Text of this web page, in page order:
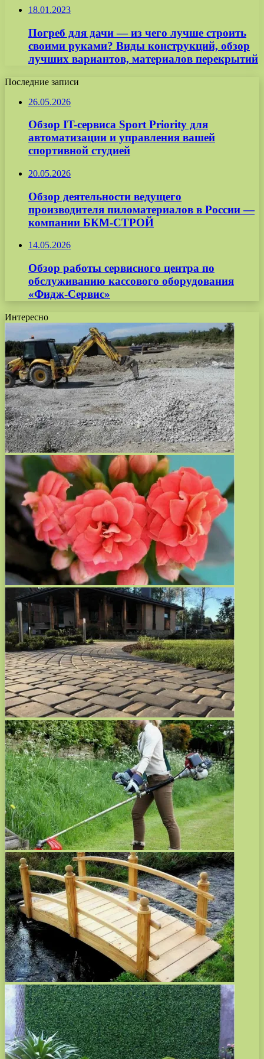
18.01.2023
Погреб для дачи — из чего лучше строить
своими руками? Виды конструкций, обзор
лучших вариантов, материалов перекрытий
Последние записи
26.05.2026
Обзор IT-сервиса Sport Priority для
автоматизации и управления вашей
спортивной студией
20.05.2026
Обзор деятельности ведущего
производителя пиломатериалов в России —
компании БКМ-СТРОЙ
14.05.2026
Обзор работы сервисного центра по
обслуживанию кассового оборудования
«Фидж-Сервис»
Интересно